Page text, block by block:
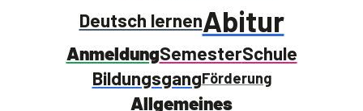
Deutsch lernenAbitur
AnmeldungSemesterSchule
BildungsgangFörderung
Allgemeines